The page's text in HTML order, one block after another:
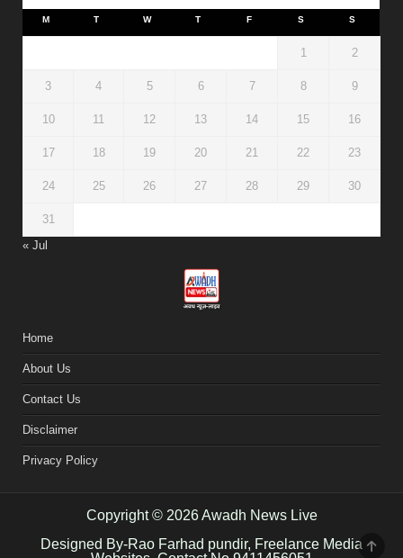
M T W T F S S
1 2
3 4 5 6 7 8 9
10 11 12 13 14 15 16
17 18 19 20 21 22 23
24 25 26 27 28 29 30
31
« Jul
Home
About Us
Contact Us
Disclaimer
Privacy Policy
Copyright © 2026 Awadh News Live
Designed By-Rao Farhad pundir, Freelance Media